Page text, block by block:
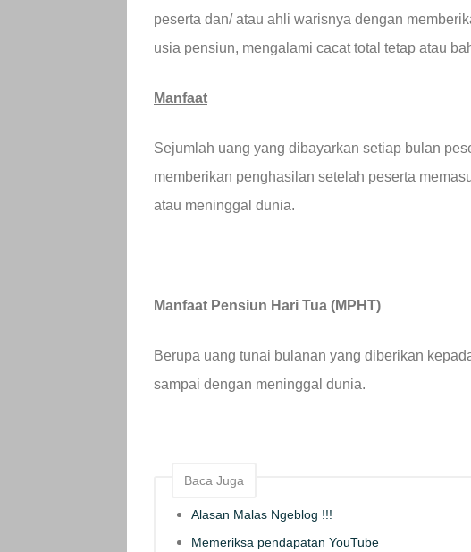
peserta dan/ atau ahli warisnya dengan
usia pensiun, mengalami cacat total tetap atau
Manfaat
Sejumlah uang yang dibayarkan setiap bulan
memberikan penghasilan setelah peserta
atau meninggal dunia.
Manfaat Pensiun Hari Tua (MPHT)
Berupa uang tunai bulanan yang diberikan
sampai dengan meninggal dunia.
Baca Juga
Alasan Malas Ngeblog !!!
Memeriksa pendapatan YouTube